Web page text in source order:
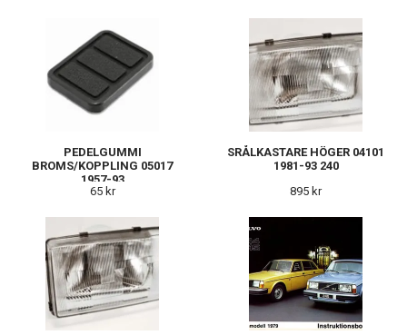
PEDELGUMMI
BROMS/KOPPLING 05017
1957-93
65 kr
SRÅLKASTARE HÖGER 04101
1981-93 240
895 kr